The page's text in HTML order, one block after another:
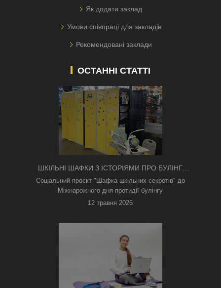
Як додати заклад
Умови співпраці для закладів
Рекомендовані заклади
ОСТАННІ СТАТТІ
ШКІЛЬНІ ШАФКИ З ІСТОРІЯМИ ПРО БУЛІНГ
З'ЯВИЛИСЯ В КИЄВІ
Соціальний проєкт "Шафка шкільних секретів" до
Міжнарожного дня протидії булінгу
12 травня 2026